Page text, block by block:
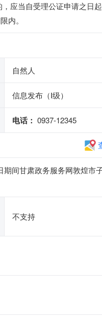
应当自受理公证申请之日
内。
自然人
信息发布（Ⅰ级）
电话： 0937-12345
期间甘肃政务服务网敦煌市
不支持